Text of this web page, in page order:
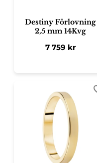
Destiny Förlovning
2,5 mm 14Kvg
7 759 kr